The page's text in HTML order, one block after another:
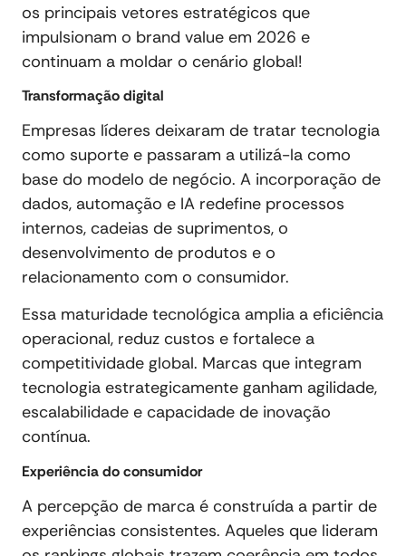
os principais vetores estratégicos que
impulsionam o brand value em 2026 e
continuam a moldar o cenário global!
Transformação digital
Empresas líderes deixaram de tratar tecnologia
como suporte e passaram a utilizá-la como
base do modelo de negócio. A incorporação de
dados, automação e IA redefine processos
internos, cadeias de suprimentos, o
desenvolvimento de produtos e o
relacionamento com o consumidor.
Essa maturidade tecnológica amplia a eficiência
operacional, reduz custos e fortalece a
competitividade global. Marcas que integram
tecnologia estrategicamente ganham agilidade,
escalabilidade e capacidade de inovação
contínua.
Experiência do consumidor
A percepção de marca é construída a partir de
experiências consistentes. Aqueles que lideram